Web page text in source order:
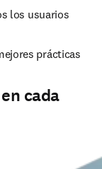
los usuarios
prácticas
cada